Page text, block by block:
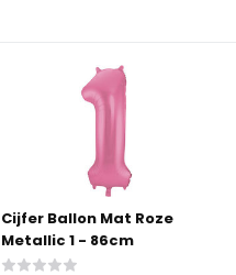
Cijfer Ballon Mat Roze
Metallic 1 - 86cm